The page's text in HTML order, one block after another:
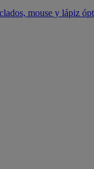
mouse y lápiz